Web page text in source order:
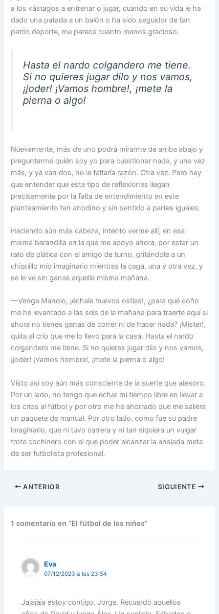
a los vástagos a entrenar o jugar, cuando en su vida le ha
dado una patada a un balón o ha sido seguidor de tan
patrio deporte, me parece cuanto menos gracioso.
Hasta el nardo colgandero me tiene.
Si no quieres jugar dilo y nos vamos,
¡joder! ¡Vamos hombre!, ¡mete la
pierna o algo!
Nuevamente, más de uno podrá mirarme de arriba abajo y
preguntarme quién soy yo para cuestionar nada, y una vez
más, y ya van dos, no le faltaría razón. Otra vez. Pero hay
que entender que este tipo de reflexiones llegan
precisamente por la falta de entendimiento en este
planteamiento tan anodino y sin sentido a partes iguales.
Haciendo aún más cabeza, intento verme allí, en esa
misma barandilla en la que me apoyo ahora, por estar un
rato de plática con el amigo de turno, gritándole a un
chiquillo mío imaginario mientras la caga, una y otra vez, y
se le ve sin ganas aquella misma mañana.
—Venga Manolo, ¡échale huevos ostias!, ¿para qué coño
me he levantado a las seis de la mañana para traerte aquí si
ahora no tienes ganas de correr ni de hacer nada? ¡Míster!,
quita al crío que me lo llevo para la casa. Hasta el nardo
colgandero me tiene. Si no quieres jugar dilo y nos vamos,
¡joder! ¡Vamos hombre!, ¡mete la pierna o algo!
Visto así soy aún más consciente de la suerte que atesoro.
Por un lado, no tengo que echar mi tiempo libre en llevar a
los críos al fútbol y por otro me he ahorrado que me saliera
un paquete de manual. Por otro lado, como fue su padre
imaginario, que ni tuvo carrera y ni tan siquiera un vulgar
trote cochinero con el que poder alcanzar la ansiada meta
de ser futbolista profesional.
ANTERIOR SIGUIENTE
1 comentario en “El fútbol de los niños”
Eva
07/12/2023 a las 23:54
Jajajaja estoy contigo, Jorge. Recuerdo aquellos